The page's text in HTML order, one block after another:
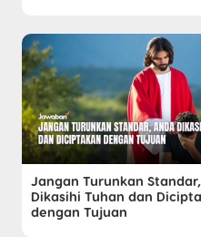
Jangan Turunkan
Dikasihi Tuhan dan
dengan Tujuan